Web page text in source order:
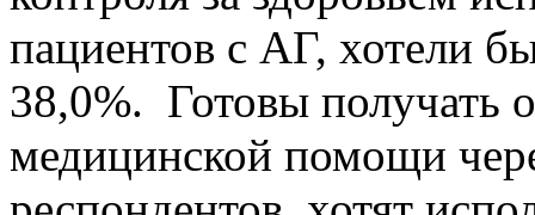
пациентов с АГ, хотели
38,0%. Готовы получать
медицинской помощи